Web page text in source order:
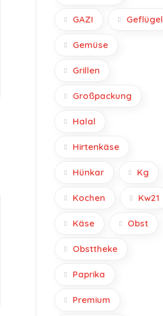
GAZI Geflügel
Gemüse
Grillen
Großpackung
Halal
Hirtenkäse
Hünkar Kg
Kochen Kw21
Käse Obst
Obsttheke
Paprika
Premium